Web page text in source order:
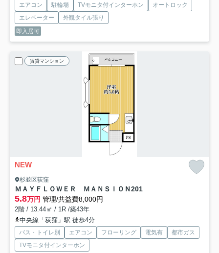
エアコン 駐輪場 TVモニタ付インターホン
オートロック
エレベーター
外観タイル張り
即入居可
賃貸マンション
NEW
杉並区荻窪
ＭＡＹＦＬＯＷＥＲ ＭＡＮＳＩＯＮ201
5.8万円 管理/共益費8,000円
2階 / 13.44㎡ / 1R /築43年
中央線「荻窪」駅 徒歩4分
バス・トイレ別 エアコン フローリング 電気有
都市ガス
TVモニタ付インターホン